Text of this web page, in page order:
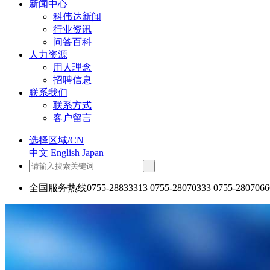
新闻中心
科伟达新闻
行业资讯
问答百科
人力资源
用人理念
招聘信息
联系我们
联系方式
客户留言
选择区域/CN
中文 English Japan
全国服务热线0755-28833313 0755-28070333 0755-